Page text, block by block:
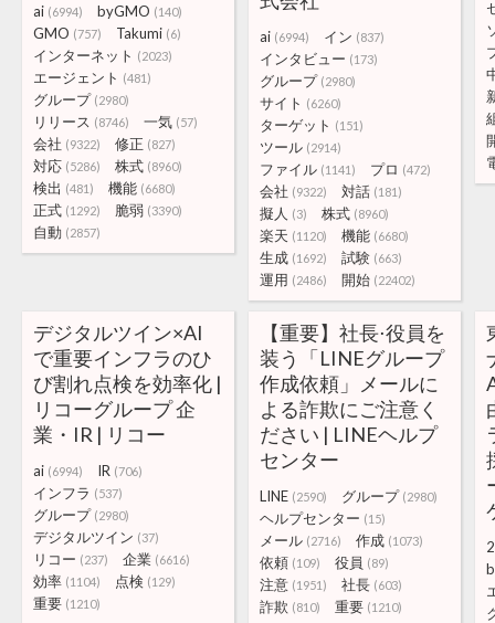
ai (6994) byGMO (140)
GMO (757) Takumi (6)
インターネット (2023)
エージェント (481)
グループ (2980)
リリース (8746) 一気 (57)
会社 (9322) 修正 (827)
対応 (5286) 株式 (8960)
検出 (481) 機能 (6680)
正式 (1292) 脆弱 (3390)
自動 (2857)
ai (6994) イン (837)
インタビュー (173)
グループ (2980)
サイト (6260)
ターゲット (151)
ツール (2914)
ファイル (1141) プロ (472)
会社 (9322) 対話 (181)
擬人 (3) 株式 (8960)
楽天 (1120) 機能 (6680)
生成 (1692) 試験 (663)
運用 (2486) 開始 (22402)
デジタルツイン×AI
で重要インフラのひ
び割れ点検を効率化 |
リコーグループ 企
業・IR | リコー
ai (6994) IR (706)
インフラ (537)
グループ (2980)
デジタルツイン (37)
リコー (237) 企業 (6616)
効率 (1104) 点検 (129)
重要 (1210)
【重要】社長⋅役員を
装う「LINEグループ
作成依頼」メールに
よる詐欺にご注意く
ださい | LINEヘルプ
センター
LINE (2590) グループ (2980)
ヘルプセンター (15)
メール (2716) 作成 (1073)
依頼 (109) 役員 (89)
注意 (1951) 社長 (603)
詐欺 (810) 重要 (1210)